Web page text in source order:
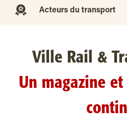
Acteurs du transport
Ville Rail &
Un magazine